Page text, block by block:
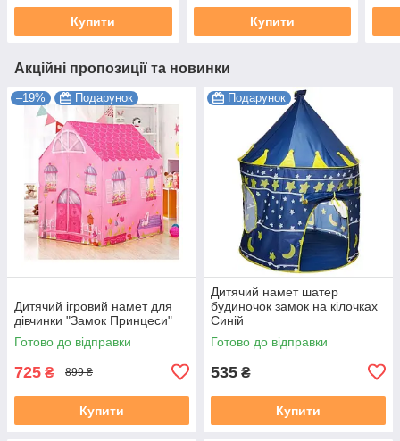
Купити Купити
Акційні пропозиції та новинки
–19% Подарунок
Дитячий ігровий намет для
дівчинки "Замок Принцеси"
Готово до відправки
725 ₴ 899 ₴
Купити
Подарунок
Дитячий намет шатер
будиночок замок на кілочках
Синій
Готово до відправки
535 ₴
Купити